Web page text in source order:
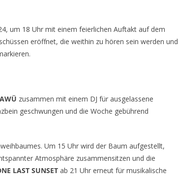
um 18 Uhr mit einem feierlichen Auftakt auf dem
eröffnet, die weithin zu hören sein werden und
zusammen mit einem DJ für ausgelassene
geschwungen und die Woche gebührend
Um 15 Uhr wird der Baum aufgestellt,
Atmosphäre zusammensitzen und die
LAST SUNSET ab 21 Uhr erneut für musikalische